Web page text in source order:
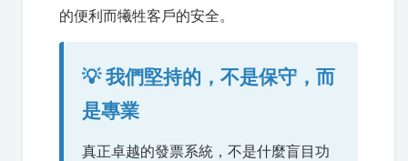
的便利而犧牲客戶的安全。
💡 我們堅持的，不是保守，而
是專業
真正卓越的發票系統，不是什麼盲目功